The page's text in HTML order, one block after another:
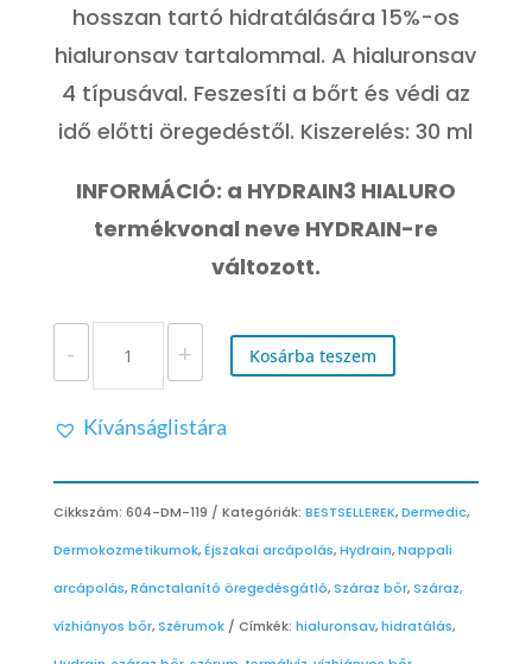
alapján
hosszan tartó hidratálására 15%-os
hialuronsav tartalommal. A hialuronsav
4 típusával. Feszesíti a bőrt és védi az
idő előtti öregedéstől. Kiszerelés: 30 ml
INFORMÁCIÓ: a HYDRAIN3 HIALURO
termékvonal neve HYDRAIN-re
változott.
-
DERMEDIC
HYDRAIN
HIDRATÁLÓ
MENNYISÉG
+ Kosárba teszem
Kívánságlistára
Cikkszám: 604-DM-119 Kategóriák: BESTSELLEREK,Dermedic,
Dermokozmetikumok,Éjszakai arcápolás,Hydrain,Nappali
arcápolás,Ránctalanító öregedésgátló,Száraz bőr,Száraz,
vízhiányos bőr,Szérumok Címkék: hialuronsav,hidratálás,